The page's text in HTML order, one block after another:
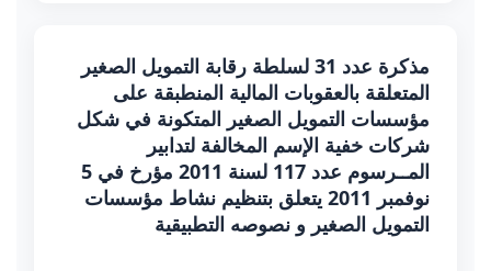
مذكرة عدد 31 لسلطة رقابة التمويل الصغير
المتعلقة بالعقوبات المالية المنطبقة على
مؤسسات التمويل الصغير المتكونة في شكل
شركات خفية الإسم المخالفة لتدابير
المــرسوم عدد 117 لسنة 2011 مؤرخ في 5
نوفمبر 2011 يتعلق بتنظيم نشاط مؤسسات
التمويل الصغير و نصوصه التطبيقية